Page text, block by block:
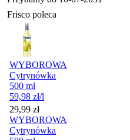
Frisco poleca
WYBOROWA
Cytrynówka
500 ml
59,98 zł/l
Cena
29,99 zł
WYBOROWA
Cytrynówka